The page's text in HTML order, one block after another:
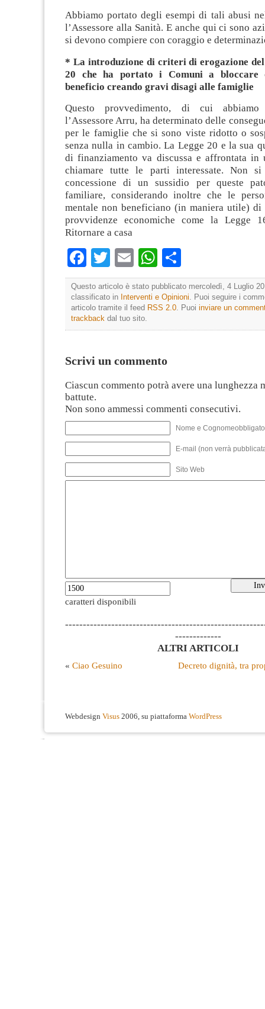
Abbiamo portato degli esempi di tali abusi
l’Assessore alla Sanità. E anche qui ci sono
si devono compiere con coraggio e
* La introduzione di criteri di erogazione del
20 che ha portato i Comuni a
beneficio creando gravi disagi alle famiglie
Questo provvedimento, di cui abbiamo
l’Assessore Arru, ha determinato delle
per le famiglie che si sono viste ridotto o
senza nulla in cambio. La Legge 20 e la sua
di finanziamento va discussa e affrontata
chiamare tutte le parti interessate. Non
concessione di un sussidio per queste
familiare, considerando inoltre che le
mentale non beneficiano (in maniera utile)
provvidenze economiche come la Legge
Ritornare a casa
Facebook
TwitterEmailWhatsApp
Questo articolo è stato pubblicato mercoledì, 4 Luglio
classificato in Interventi e Opinioni. Puoi seguire i
articolo tramite il feed RSS 2.0. Puoi inviare un
trackback dal tuo sito.
Scrivi un commento
Ciascun commento potrà avere una lunghezza
battute.
Non sono ammessi commenti consecutivi.
Nome e
E-mail (non verrà
Sito Web
caratteri disponibili
-------------
ALTRI ARTICOLI
« Ciao Gesuino Decreto dignità, tra
Webdesign Visus 2006, su piattaforma WordPress